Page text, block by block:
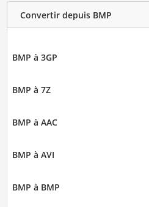
Convertir depuis BMP
BMP à 3GP
BMP à 7Z
BMP à AAC
BMP à AVI
BMP à BMP